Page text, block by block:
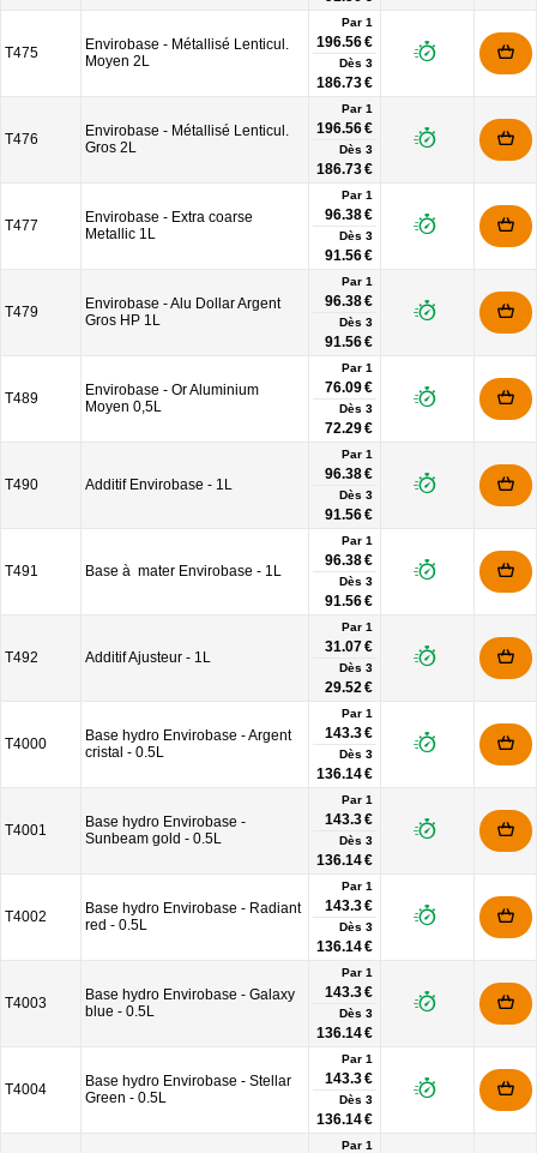
T475
Envirobase - Métallisé Lenticul.
Moyen 2L
Par 1
196.56 €
Dès 3
186.73 €
T476
Envirobase - Métallisé Lenticul.
Gros 2L
Par 1
196.56 €
Dès 3
186.73 €
T477
Envirobase - Extra coarse
Metallic 1L
Par 1
96.38 €
Dès 3
91.56 €
T479
Envirobase - Alu Dollar Argent
Gros HP 1L
Par 1
96.38 €
Dès 3
91.56 €
T489
Envirobase - Or Aluminium
Moyen 0,5L
Par 1
76.09 €
Dès 3
72.29 €
T490 Additif Envirobase - 1L
Par 1
96.38 €
Dès 3
91.56 €
T491 Base à mater Envirobase - 1L
Par 1
96.38 €
Dès 3
91.56 €
T492 Additif Ajusteur - 1L
Par 1
31.07 €
Dès 3
29.52 €
T4000
Base hydro Envirobase - Argent
cristal - 0.5L
Par 1
143.3 €
Dès 3
136.14 €
T4001
Base hydro Envirobase -
Sunbeam gold - 0.5L
Par 1
143.3 €
Dès 3
136.14 €
T4002
Base hydro Envirobase - Radiant
red - 0.5L
Par 1
143.3 €
Dès 3
136.14 €
T4003
Base hydro Envirobase - Galaxy
blue - 0.5L
Par 1
143.3 €
Dès 3
136.14 €
T4004
Base hydro Envirobase - Stellar
Green - 0.5L
Par 1
143.3 €
Dès 3
136.14 €
Par 1